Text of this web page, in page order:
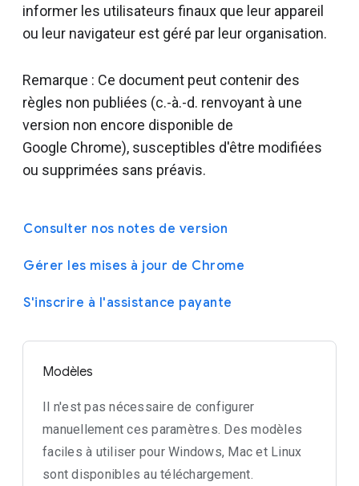
informer les utilisateurs finaux que leur appareil
ou leur navigateur est géré par leur organisation.
Remarque : Ce document peut contenir des
règles non publiées (c.-à.-d. renvoyant à une
version non encore disponible de
Google Chrome), susceptibles d'être modifiées
ou supprimées sans préavis.
Consulter nos notes de version
Gérer les mises à jour de Chrome
S'inscrire à l'assistance payante
Modèles
Il n'est pas nécessaire de configurer
manuellement ces paramètres. Des modèles
faciles à utiliser pour Windows, Mac et Linux
sont disponibles au téléchargement.